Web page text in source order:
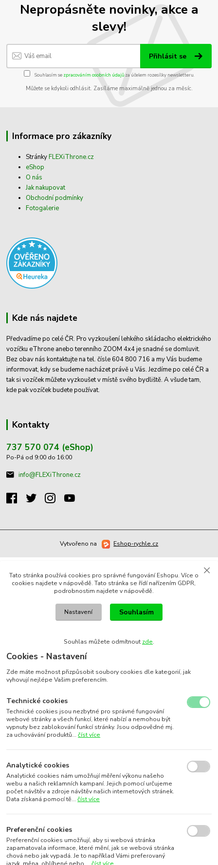
Nepropásněte novinky, akce a
slevy!
Přihlásit se
Souhlasím se zpracováním osobních údajůza účelem rozesílky newsletteru.
Můžete se kdykoli odhlásit. Zasíláme maximálně jednou za měsíc.
Informace pro zákazníky
StránkyFLEXiThrone.cz
eShop
O nás
Jak nakupovat
Obchodní podmínky
Fotogalerie
Kde nás najdete
Předvadíme po celé ČR. Pro vyzkoušení lehkého skládacího elektrického
vozíčku eThrone anebo terenního ZOOM 4x4 je snadné se domluvit.
Bez obav nás kontaktujte na tel. čísle 604 800 716 a my Vás budeme
informovat, kdy se budeme nacházet právě u Vás. Jezdíme po celé ČR a
tak si vozíček můžete vyzkoušet v místě svého bydliště. A všude tam,
kde pak vozíček budete používat.
Kontakty
737 570 074 (eShop)
Po-Pá od 9:00 do 16:00
info@FLEXiThrone.cz
Vytvořeno na Eshop-rychle.cz
Tato stránka používá cookies pro správné fungování Eshopu. Více o
cookies najdete v nápovědě. Tato stránka se řídí nařízením GDPR,
podrobnostim najdete v nápovědě.
Nastavení Souhlasím
Souhlas můžete odmítnout zde.
Cookies - Nastavení
Zde máte možnost přizpůsobit soubory cookies dle kategorií, jak
vyhovují nejlépe Vašim preferencím.
Technické cookies
Technické cookies jsou nezbytné pro správné fungování
webové stránky a všech funkcí, které nabízí a nemohou být
vypnuty bez zablokování funkcí stránky. Jsou odpovědné mj.
za uchovávání produktů...číst více
Analytické cookies
Analytické cookies nám umožňují měření výkonu našeho
webu a našich reklamních kampaní. Jejich pomocí určujeme
počet návštěv a zdroje návštěv našich internetových stránek.
Data získaná pomocí tě...číst více
Preferenční cookies
Preferenční cookies umožňují, aby si webová stránka
zapamatovala informace, které mění, jak se webová stránka
chová nebo jak vypadá. Je to například Vámi preferovaný